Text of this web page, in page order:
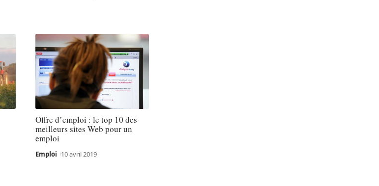
Offre d’emploi : le top 10 des
meilleurs sites Web pour un
emploi
Emploi 10 avril 2019